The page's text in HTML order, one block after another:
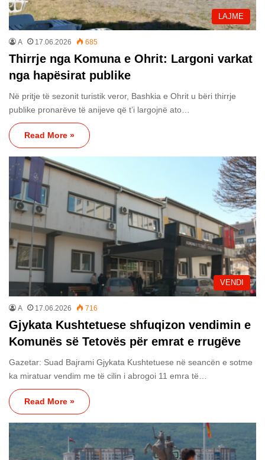
LAJME
A 17.06.2026 685
Thirrje nga Komuna e Ohrit: Largoni varkat
nga hapësirat publike
Në pritje të sezonit turistik veror, Bashkia e Ohrit u bëri thirrje
publike pronarëve të anijeve që t’i largojnë ato…
Read More »
VENDI
A 17.06.2026 716
Gjykata Kushtetuese shfuqizon vendimin e
Komunës së Tetovës për emrat e rrugëve
Gazetar: Suad Bajrami Gjykata Kushtetuese në seancën e sotme
ka miratuar vendim me të cilin i abrogoi 11 emra të…
Read More »